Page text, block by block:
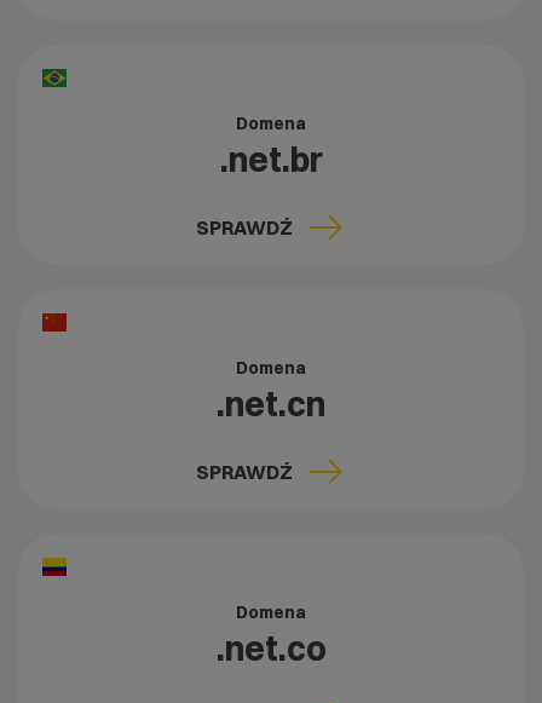
Domena
.net.br
SPRAWDŹ
Domena
.net.cn
SPRAWDŹ
Domena
.net.co